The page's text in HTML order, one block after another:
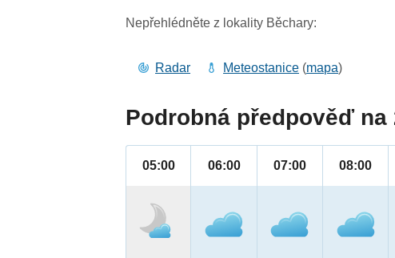
Nepřehlédněte z lokality Běchary:
Radar Meteostanice (mapa)
Podrobná předpověď na
05:00 06:00 07:00 08:00